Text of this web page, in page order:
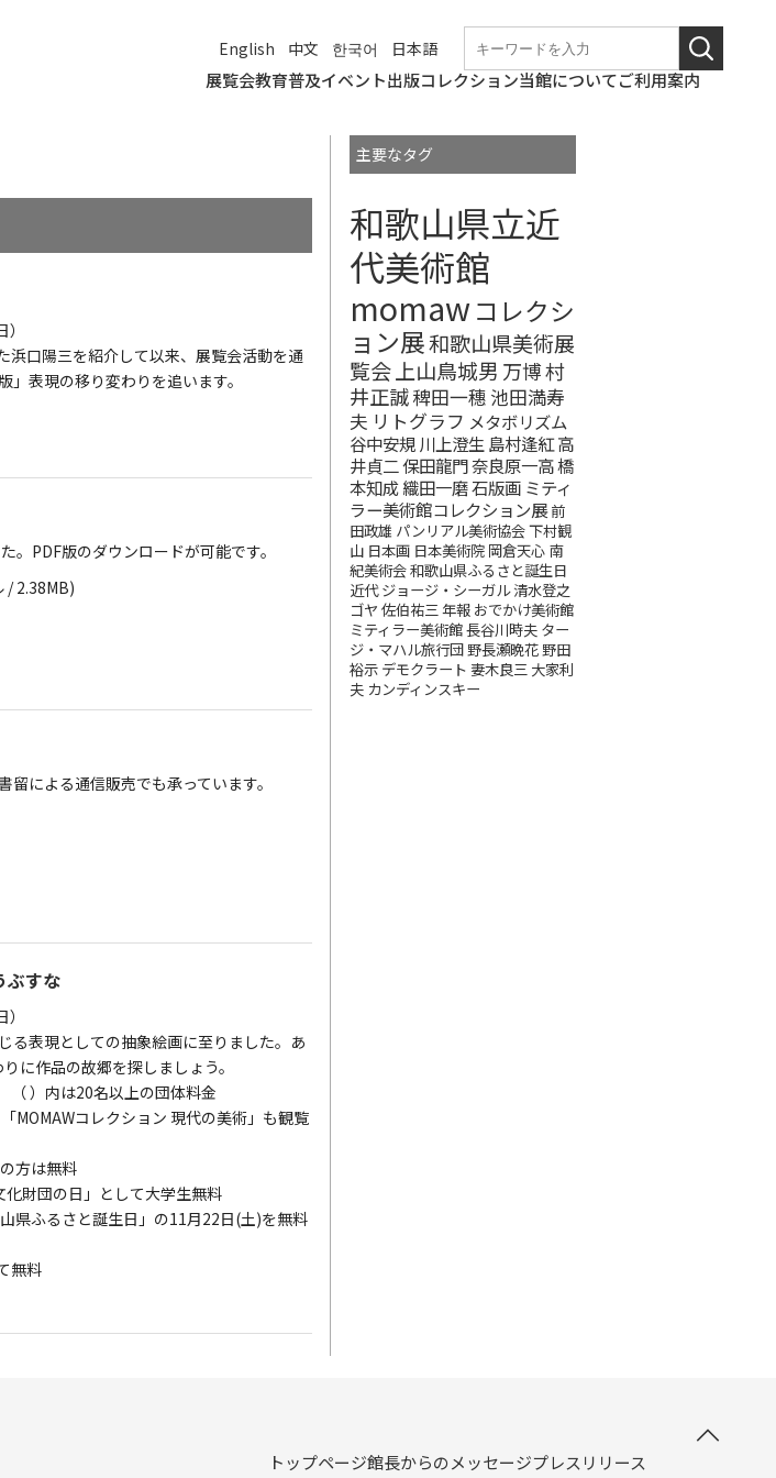
English 中文 한국어 日本語
展覧会教育普及
教育研究会
講演会等
イベント出版
館
ニュース
コレクション当館について
細
館の
ご利用案内
浜口陽三を紹介して以来、展覧会活動を通
表現の移り変わりを追います。
PDF版のダウンロードが可能です。
/ 2.38MB)
による通信販売でも承っています。
すな
る表現としての抽象絵画に至りました。あ
に作品の故郷を探しましょう。
）内は20名以上の団体料金
MOMAWコレクション 現代の美術」も観覧
方は無料
財団の日」として大学生無料
県ふるさと誕生日」の11月22日(土)を無料
無料
主要なタグ
和歌山県立近
代美術館
momawコレクシ
ョン展和歌山県美術展
覧会 上山鳥城男 万博村
井正誠稗田一穗 池田満寿
夫 リトグラフ メタボリズム
谷中安規 川上澄生 島村逢紅高
井貞二保田龍門奈良原一高橋
本知成織田一磨石版画 ミティ
ラー美術館コレクション展 前
田政雄 パンリアル美術協会下村観
山 日本画 日本美術院 岡倉天心 南
紀美術会和歌山県ふるさと誕生日
近代 ジョージ・シーガル清水登之
ゴヤ 佐伯祐三年報 おでかけ美術館
ミティラー美術館長谷川時夫 ター
ジ・マハル旅行団野長瀬晩花野田
裕示 デモクラート 妻木良三 大家利
夫 カンディンスキー
トップページ館長からのメッセージプレスリリース